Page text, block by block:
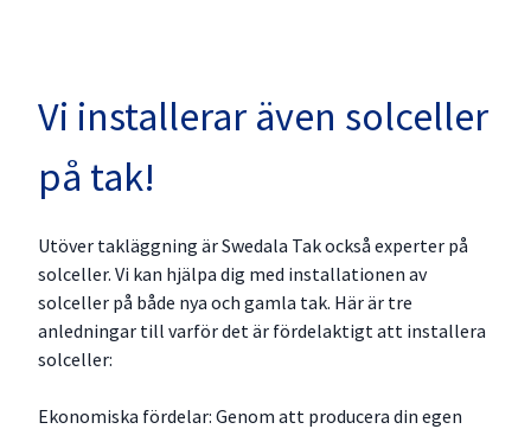
Vi installerar även solceller
på tak!
Utöver takläggning är Swedala Tak också experter på
solceller. Vi kan hjälpa dig med installationen av
solceller på både nya och gamla tak. Här är tre
anledningar till varför det är fördelaktigt att installera
solceller:
Ekonomiska fördelar: Genom att producera din egen